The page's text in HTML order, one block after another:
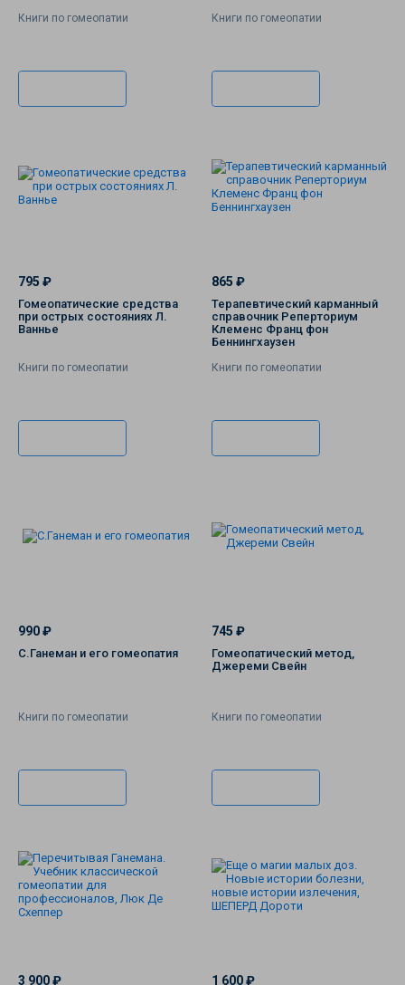
Книги по гомеопатии Книги по гомеопатии
795 ₽
Гомеопатические средства
при острых состояниях Л.
Ваннье
Книги по гомеопатии
865 ₽
Терапевтический карманный
справочник Реперториум
Клеменс Франц фон
Беннингхаузен
Книги по гомеопатии
990 ₽
С.Ганеман и его гомеопатия
Книги по гомеопатии
745 ₽
Гомеопатический метод,
Джереми Свейн
Книги по гомеопатии
3 900 ₽ 1 600 ₽